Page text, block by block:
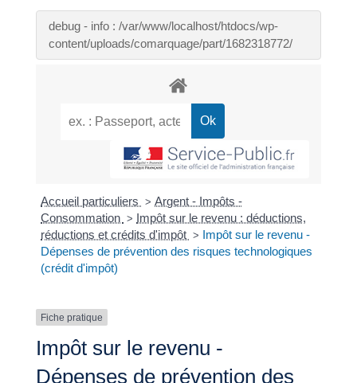
debug - info : /var/www/localhost/htdocs/wp-
content/uploads/comarquage/part/1682318772/
Accueil particuliers > Argent - Impôts -
Consommation > Impôt sur le revenu : déductions,
réductions et crédits d'impôt > Impôt sur le revenu -
Dépenses de prévention des risques technologiques
(crédit d'impôt)
Fiche pratique
Impôt sur le revenu -
Dépenses de prévention des